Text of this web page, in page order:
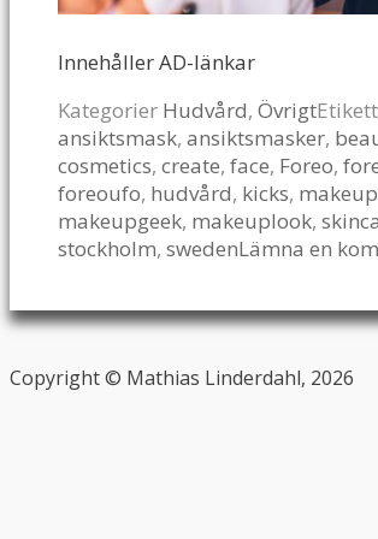
Innehåller AD-länkar
Kategorier Hudvård, Övrigt
ansiktsmask, ansiktsmasker,
cosmetics, create, face, Foreo,
foreoufo, hudvård, kicks,
makeupgeek, makeuplook,
stockholm, swedenLämna en
Copyright © Mathias Linderdahl, 2026